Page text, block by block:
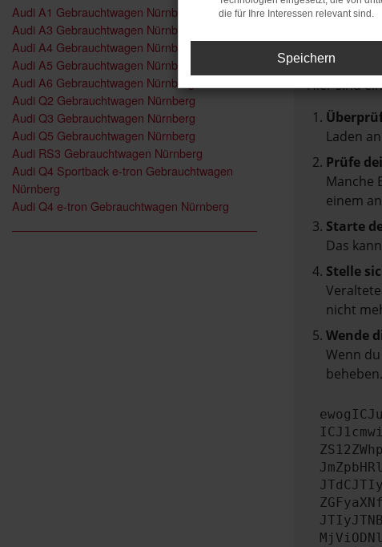
Audi A1 Gebrauchtwagen Nürnberg
Audi A3 Gebrauchtwagen Nürnberg
Audi A4 Gebrauchtwagen Nürnberg
Audi A5 Gebrauchtwagen Nürnberg
Audi A6 Gebrauchtwagen Nürnberg
Audi Q2 Gebrauchtwagen Nürnberg
Audi Q3 Gebrauchtwagen Nürnberg
Audi Q5 Gebrauchtwagen Nürnberg
Audi RS3 Gebrauchtwagen Nürnberg
Audi Q4 Sportback e-tron Gebrauchtwagen
Nürnberg
Audi Q4 e-tron Gebrauchtwagen Nürnberg
Beim
Hier sind
Laden
Prüfe
Manche
einem
Starte
Das
Stelle
nicht
Wende
Wenn
die für Ihre Interessen relevant sind.
Speichern